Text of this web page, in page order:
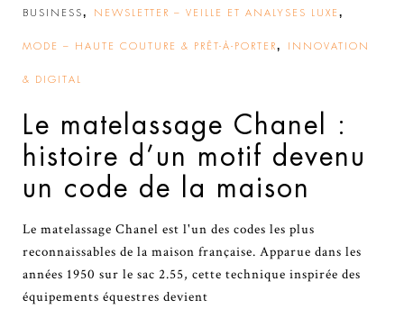
BUSINESS, NEWSLETTER – VEILLE ET ANALYSES LUXE ,
MODE – HAUTE COUTURE & PRÊT-À-PORTER, INNOVATION
& DIGITAL
Le matelassage Chanel :
histoire d’un motif devenu
un code de la maison
Le matelassage Chanel est l'un des codes les plus
reconnaissables de la maison française. Apparue dans les
années 1950 sur le sac 2.55, cette technique inspirée des
équipements équestres devient